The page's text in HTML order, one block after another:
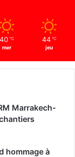
40 ℃
mer
44 ℃
jeu
Marrakech-
hommage à